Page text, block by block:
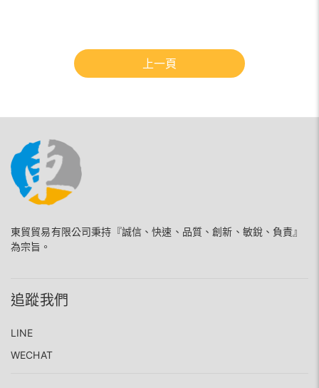
上一頁
東貿貿易有限公司秉持『誠信、快速、品質、創新、敏銳、負責』
為宗旨。
追蹤我們
LINE
WECHAT